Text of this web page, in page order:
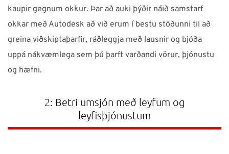
kaupir gegnum okkur. Þar að auki þýðir náið samstarf
okkar með Autodesk að við erum í bestu stöðunni til að
greina viðskiptaþarfir, ráðleggja með lausnir og bjóða
uppá nákvæmlega sem þú þarft varðandi vörur, þjónustu
og hæfni.
2: Betri umsjón með leyfum og
leyfisþjónustum